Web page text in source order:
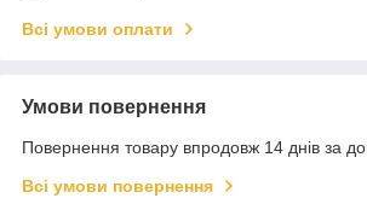
Всі умови оплати
Умови повернення
Повернення товару впродовж 14 днів за
Всі умови повернення